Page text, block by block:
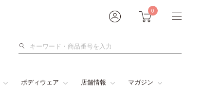
0
検
ボディウェア 店舗情報 マガジン